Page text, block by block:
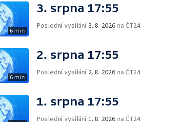
6 min
3. srpna 17:55
Poslední vysílání3. 8. 2026 na ČT24
6 min
2. srpna 17:55
Poslední vysílání 2. 8. 2026 na ČT24
1. srpna 17:55
Poslední vysílání 1. 8. 2026 na ČT24